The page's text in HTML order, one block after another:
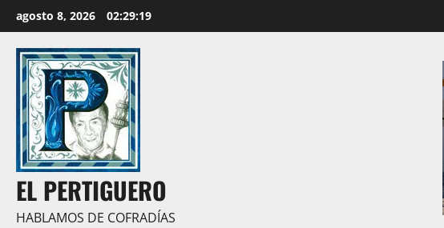
al
contenido
agosto 8, 2026 02:29:21
EL PERTIGUERO
HABLAMOS DE COFRADÍAS